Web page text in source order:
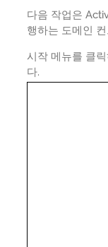
다음 작업은
행하는 도메인
시작 메뉴를 클
다.